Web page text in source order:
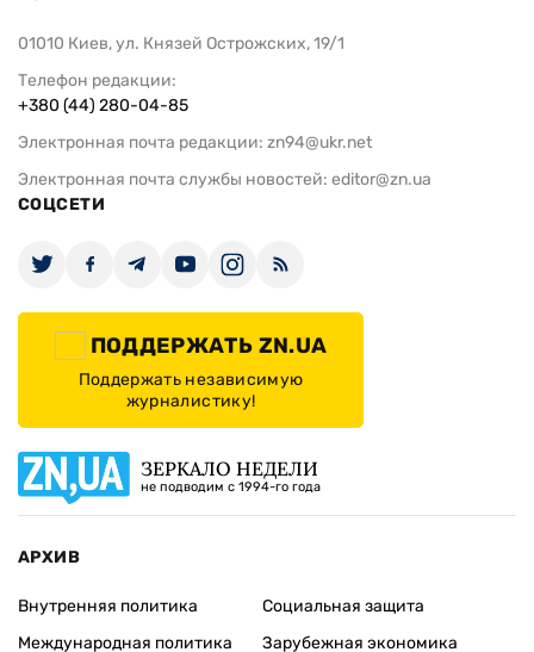
01010 Киев, ул. Князей Острожских, 19/1
Телефон редакции:
+380 (44) 280-04-85
Электронная почта редакции: zn94@ukr.net
Электронная почта службы новостей: editor@zn.ua
СОЦСЕТИ
ПОДДЕРЖАТЬ ZN.UA
Поддержать независимую
журналистику!
ЗЕРКАЛО НЕДЕЛИ
не подводим с 1994-го года
АРХИВ
Внутренняя политика
Международная политика
Социальная защита
Зарубежная экономика